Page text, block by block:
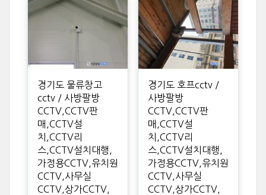
경기도 물류창고
cctv / 사방팔방
CCTV,CCTV판
매,CCTV설
치,CCTV리
스,CCTV설치대행,
가정용CCTV,유치원
CCTV,사무실
CCTV,상가CCTV,
경기도 호프cctv /
사방팔방
CCTV,CCTV판
매,CCTV설
치,CCTV리
스,CCTV설치대행,
가정용CCTV,유치원
CCTV,사무실
CCTV,상가CCTV,